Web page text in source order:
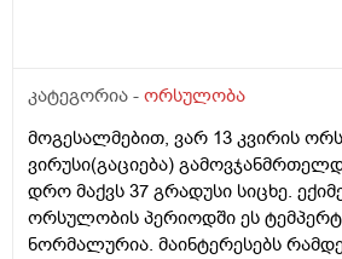
წყვილი) და კიდევ_თუ მედიცინა
როცა ლაბორატორიაში, სინჯარაში
მის მშობლებს?
კატეგორია - ორსულობა
მოგესალმებით, ვარ 13 კვირის
ვირუსი(გაციება)
დრო მაქვს 37 გრადუსი სიცხე.
ორსულობის პერიოდში ეს
ნორმალურია. მაინტერესებს